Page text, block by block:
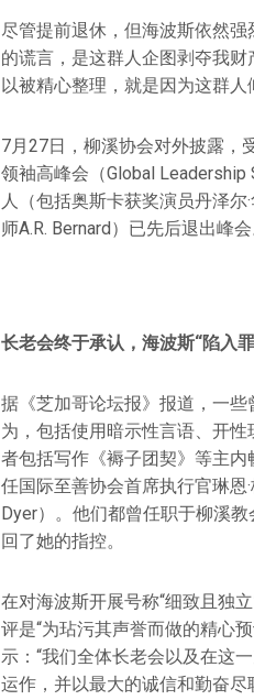
尽管提前退休，但海波斯依然
的谎言，是这群人企图剥夺我
以被精心整理，就是因为这群人
7月27日，柳溪协会对外披露，
领袖高峰会（Global
人（包括奥斯卡获奖演员丹泽尔
师A.R. Bernard）已先后退出峰会
长老会终于承认，海波斯“陷入
据《芝加哥论坛报》报道，一
为，包括使用暗示性言语、开
者包括写作《褥子团契》等主内
任国际至善协会首席执行官琳恩
Dyer）。他们都曾任职于柳溪
回了她的指控。
在对海波斯开展号称“细致且独
评是“为玷污其声誉而做的精心
示：“我们全体长老会以及在这
运作，并以最大的诚信和勤奋